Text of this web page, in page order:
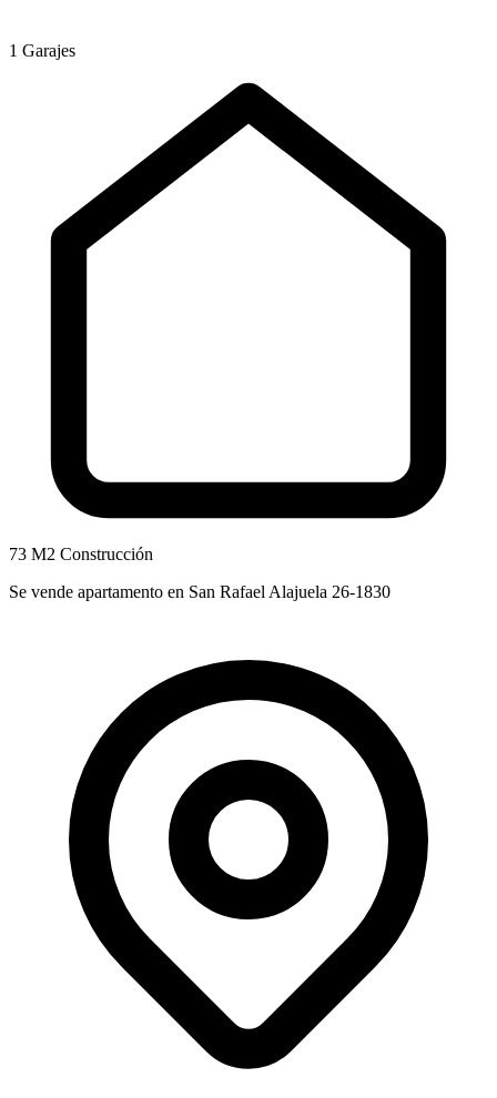
1 Garajes
73 M2 Construcción
Se vende apartamento en San Rafael Alajuela 26-1830